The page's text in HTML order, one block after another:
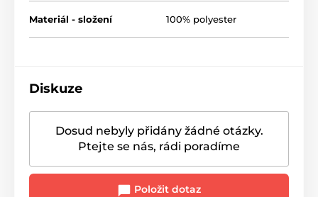
Materiál - složení 100% polyester
Diskuze
Dosud nebyly přidány žádné otázky.
Ptejte se nás, rádi poradíme
Položit dotaz